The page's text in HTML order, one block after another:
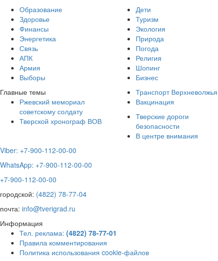
Образование
Здоровье
Финансы
Энергетика
Связь
АПК
Армия
Выборы
Дети
Туризм
Экология
Природа
Погода
Религия
Шопинг
Бизнес
Главные темы
Ржевский мемориал
советскому солдату
Тверской хронограф ВОВ
Транспорт Верхневолжья
Вакцинация
Тверские дороги
безопасности
В центре внимания
Viber: +7-900-112-00-00
WhatsApp: +7-900-112-00-00
+7-900-112-00-00
городской: (4822) 78-77-04
почта: info@tverigrad.ru
Информация
Тел. реклама: (4822) 78-77-01
Правила комментирования
Политика использования cookie-файлов